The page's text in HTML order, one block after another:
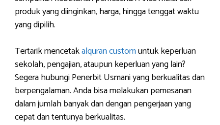
produk yang diinginkan, harga, hingga tenggat waktu
yang dipilih.
Tertarik mencetakalquran customuntuk keperluan
sekolah, pengajian, ataupun keperluan yang lain?
Segera hubungi Penerbit Usmani yang berkualitas dan
berpengalaman. Anda bisa melakukan pemesanan
dalam jumlah banyak dan dengan pengerjaan yang
cepat dan tentunya berkualitas.